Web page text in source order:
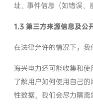
址、事件信息（如错误、
1.3 第三方来源信息及公
在法律允许的情况下，
海兴电力还可能收集和
了解用户如何使用自己
性数据。我们会尽力隔